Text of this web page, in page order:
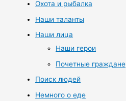
Охота и рыбалка
Наши таланты
Наши лица
Наши герои
Почетные граждане
Поиск людей
Немного о еде